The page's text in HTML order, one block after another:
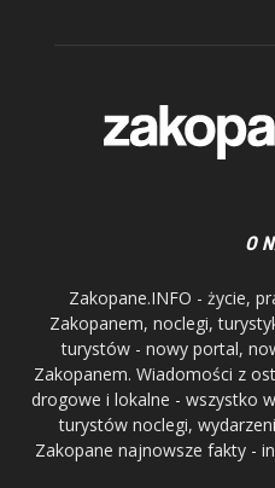
O
Zakopane.INFO - życie,
Zakopanem, noclegi,
turystów - nowy portal,
Zakopanem. Wiadomości z
drogowe i lokalne - wszystko
turystów noclegi,
Zakopane najnowsze fakty -